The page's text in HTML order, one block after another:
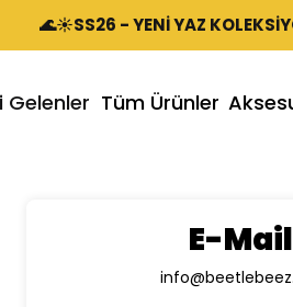
🌊☀️SS26 - YENİ YAZ
Gelenler Tüm Ürünler
Takımları
Yaz
E-